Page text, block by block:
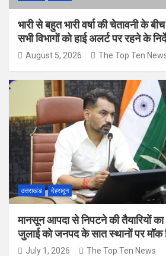
भारी से बहुत भारी वर्षा की चेतावनी के
सभी विभागों को हाई अलर्ट पर रहने के
August 5, 2026 The Top Ten
उत्तराखंड देहरादून
मानसून आपदा से निपटने की तैयारियों का
जुलाई को जनपद के सात स्थानों पर मॉक
July 1, 2026 The Top Ten News